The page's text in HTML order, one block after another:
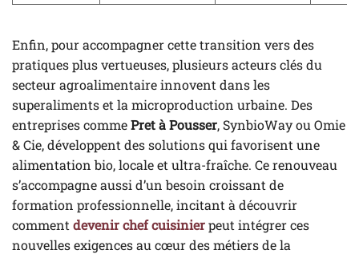
Enfin, pour accompagner cette transition vers des
pratiques plus vertueuses, plusieurs acteurs clés du
secteur agroalimentaire innovent dans les
superaliments et la microproduction urbaine. Des
entreprises commePret à Pousser, SynbioWay ou Omie
& Cie, développent des solutions qui favorisent une
alimentation bio, locale et ultra-fraîche. Ce renouveau
s’accompagne aussi d’un besoin croissant de
formation professionnelle, incitant à découvrir
comment devenir chef cuisinierpeut intégrer ces
nouvelles exigences au cœur des métiers de la